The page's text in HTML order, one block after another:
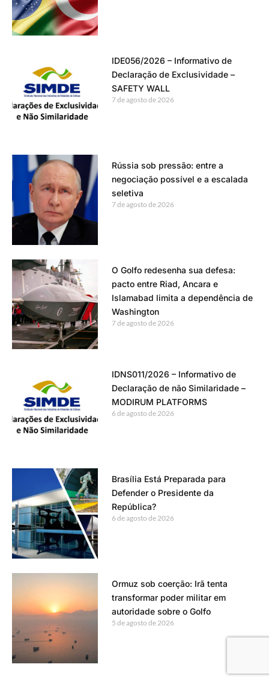
IDE056/2026 – Informativo de
Declaração de Exclusividade –
SAFETY WALL
7 de agosto de 2026
Rússia sob pressão: entre a
negociação possível e a escalada
seletiva
7 de agosto de 2026
O Golfo redesenha sua defesa:
pacto entre Riad, Ancara e
Islamabad limita a dependência de
Washington
7 de agosto de 2026
IDNS011/2026 – Informativo de
Declaração de não Similaridade –
MODIRUM PLATFORMS
6 de agosto de 2026
Brasília Está Preparada para
Defender o Presidente da
República?
6 de agosto de 2026
Ormuz sob coerção: Irã tenta
transformar poder militar em
autoridade sobre o Golfo
5 de agosto de 2026